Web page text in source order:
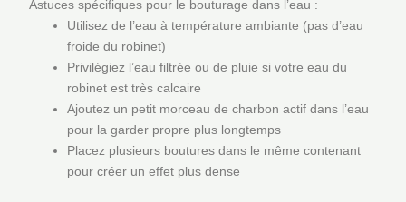
Astuces spécifiques pour le bouturage dans l’eau :
Utilisez de l’eau à température ambiante (pas d’eau
froide du robinet)
Privilégiez l’eau filtrée ou de pluie si votre eau du
robinet est très calcaire
Ajoutez un petit morceau de charbon actif dans l’eau
pour la garder propre plus longtemps
Placez plusieurs boutures dans le même contenant
pour créer un effet plus dense